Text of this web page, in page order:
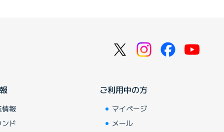
情報
ンド
ご利用中の方
マイページ
メール